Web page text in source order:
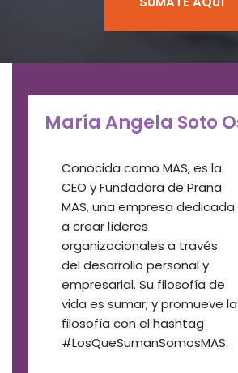
María Angela Soto
Conocida como MAS, es la
CEO y Fundadora de Prana
MAS, una empresa dedicada
a crear líderes
organizacionales a través
del desarrollo personal y
empresarial. Su filosofía de
vida es sumar, y promueve la
filosofía con el hashtag
#LosQueSumanSomosMAS.